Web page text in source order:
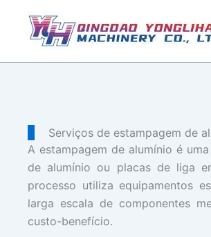
conteúdo
Serviços de estampagem de
A estampagem de alumínio é
de alumínio ou placas de liga
processo utiliza equipamentos
larga escala de componentes
custo-benefício.